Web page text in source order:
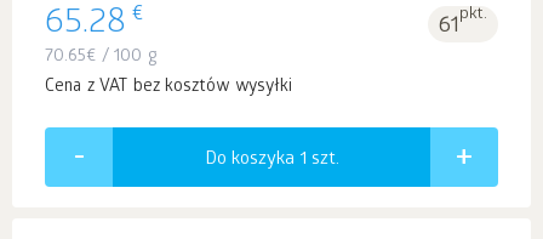
65.28 € 61pkt.
70.65€ / 100 g
Cena z VAT bez kosztów wysyłki
Do koszyka 1 szt.